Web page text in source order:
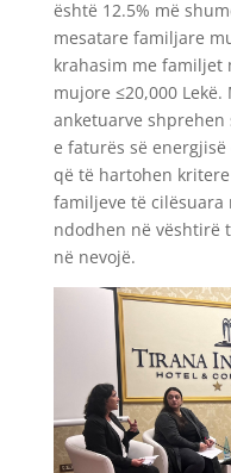
është 12.5% më
mesatare familjare
krahasim me familjet
mujore ≤20,000
anketuarve shprehen
e faturës së
që të hartohen
familjeve të cilësuara
ndodhen në vështirë
në nevojë.